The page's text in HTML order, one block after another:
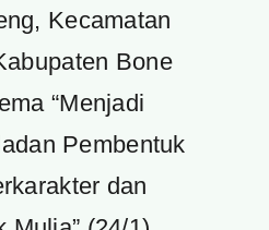
Kecamatan
Bone
“Menjadi
Pembentuk
dan